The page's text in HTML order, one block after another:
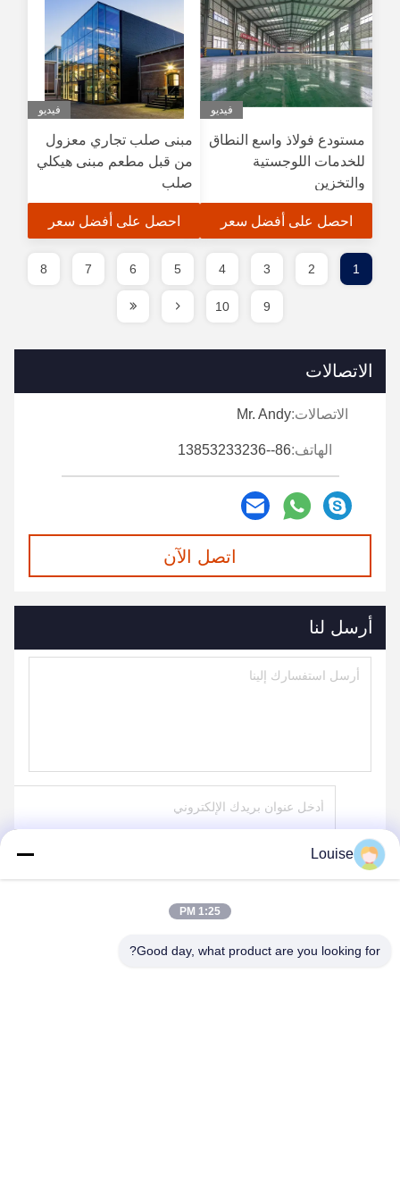
فيديو
مستودع فولاذ واسع النطاق
للخدمات اللوجستية
والتخزين
احصل على أفضل سعر
فيديو
مبنى صلب تجاري معزول
من قبل مطعم مبنى هيكلي
صلب
احصل على أفضل سعر
1
2
3
4
5
6
7
8
9
10
الاتصالات
الاتصالات:Mr. Andy
الهاتف:86--13853233236
اتصل الآن
أرسل لنا
Louise
1:25 PM
Good day, what product are you looking for?